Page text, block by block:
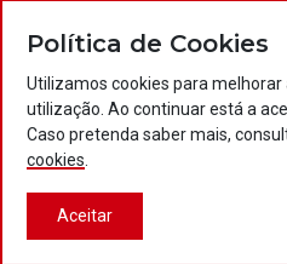
Política de Cookies
Utilizamos cookies para melhorar
utilização. Ao continuar está a
Caso pretenda saber mais,
cookies
Aceitar